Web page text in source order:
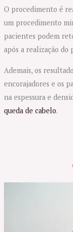
O procedimento é
um procedimento
pacientes podem
após a realização do
Ademais, os
encorajadores e os
na espessura e
queda de cabelo.